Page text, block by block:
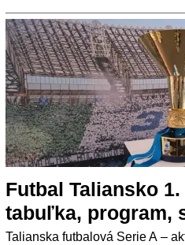
Futbal Taliansko
tabuľka, program,
Talianska futbalová Serie A –